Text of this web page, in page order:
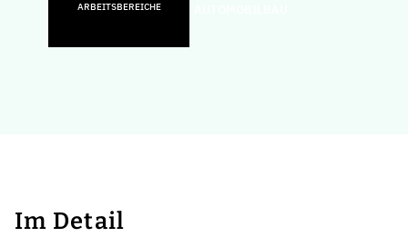
ARBEITSBEREICHE
Im Detail